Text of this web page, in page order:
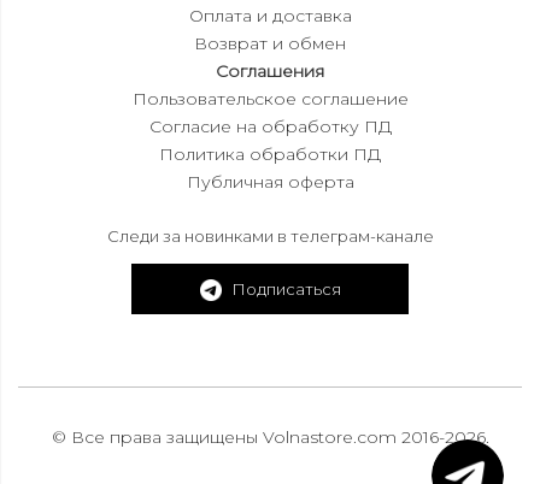
Оплата и доставка
Возврат и обмен
Соглашения
Пользовательское соглашение
Согласие на обработку ПД
Политика обработки ПД
Публичная оферта
Следи за новинками в телеграм-канале
Подписаться
© Все права защищены Volnastore.com 2016-2026.